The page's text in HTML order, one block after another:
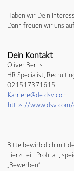
Haben wir Dein
Dann freuen wir uns
Dein Kontakt
Oliver Berns
HR Specialist,
021517371615
Karriere@de.dsv.com
https://
Bitte bewirb dich mit
hierzu ein Profil an,
„Bewerben“.